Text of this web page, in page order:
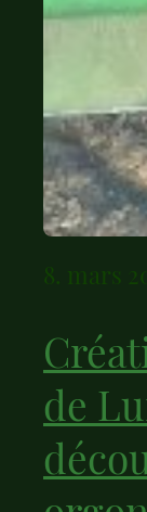
8. mars
de